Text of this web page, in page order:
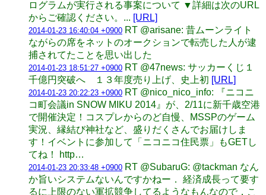
ログラムが実行される事案について ▼詳細は次のURL
からご確認ください。... [URL]
2014-01-23 16:40:04 +0900 RT @arisane: 昔ムーンライト
ながらの席をネットのオークションで転売した人が逮
捕されてたことを思い出した
2014-01-23 18:51:27 +0900 RT @47news: サッカーくじ１
千億円突破へ １３年度売り上げ、史上初 [URL]
2014-01-23 20:22:23 +0900 RT @nico_nico_info: 『ニコニ
コ町会議in SNOW MIKU 2014』が、2/11に新千歳空港
で開催決定！コスプレからのど自慢、MSSPのゲーム
実況、縁結び神社など、盛りだくさんでお届けしま
す！イベントに参加して「ニコニコ住民票」もGETし
てね！ http…
2014-01-23 20:33:48 +0900 RT @SubaruG: @tackman なん
か旨いシステムないんですかねー． 経済成長って要す
るに上限のない軍拡競争してるようなもんなので，こ